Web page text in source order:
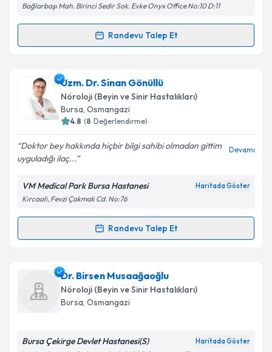
Kişisel verilerimin işlenmesine ilişkin
Metni'ni okudum ve kişisel verilerimin belirtilen
Takvim Talebini Gönder
Bağlarbaşı Mah. Birinci Sedir Sok. Evke Onyx Office No:10 D:11
Randevu Talep Et
Randevu Takvimi Talebi
Doç. Dr. Özlem Taşkapılıoğluiçin randevu takvimi
talebi oluşturun. Size bu uzmandan randevu almanız
için bir takvim hazırlandığında e-posta ile
bilgilendireceğiz.
E-posta Adresiniz
Kişisel verilerimin işlenmesine ilişkin
Metni'ni okudum ve kişisel verilerimin belirtilen
kapsamda işlenmesini kabul ediyorum.
Uzm. Dr. Sinan Gönüllü
Nöroloji (Beyin ve Sinir Hastalıkları)
Bursa, Osmangazi
4.8 (8 Değerlendirme)
Doktor bey hakkında hiçbir bilgi sahibi olmadan gittim
uyguladığı ilaç...
Devamı
VM Medical Park Bursa Hastanesi Haritada Göster
Kırcaali, Fevzi Çakmak Cd. No:76
Randevu Talep Et
Randevu Takvimi Talebi
Uzm. Dr. Sinan Gönüllüiçin randevu takvimi talebi
oluşturun. Size bu uzmandan randevu almanız için bir
takvim hazırlandığında e-posta ile bilgilendireceğiz.
Dr. Birsen Musaağaoğlu
Nöroloji (Beyin ve Sinir Hastalıkları)
Bursa, Osmangazi
Bursa Çekirge Devlet Hastanesi(S) Haritada Göster